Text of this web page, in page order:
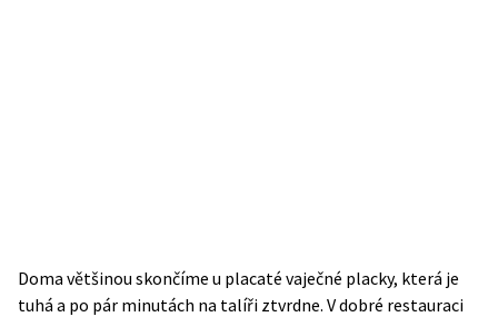
Doma většinou skončíme u placaté vaječné placky, která je
tuhá a po pár minutách na talíři ztvrdne. V dobré restauraci